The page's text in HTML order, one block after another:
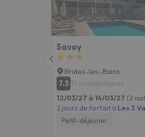
Savoy
Brides-les-Bains
7.3 71 commentaires
12/03/27 à 14/03/27 (2
2 jours de forfait à Les 3
Petit-déjeuner